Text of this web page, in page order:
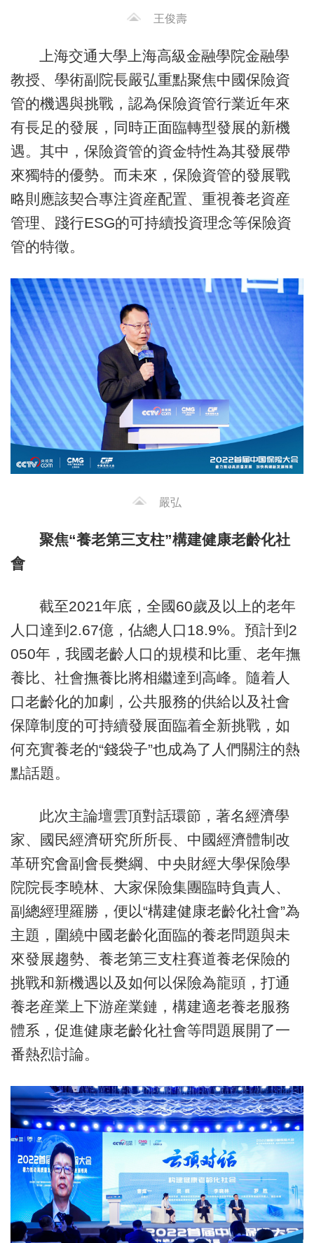
王俊壽
上海交通大學上海高級金融學院金融學
教授、學術副院長嚴弘重點聚焦中國保險資
管的機遇與挑戰，認為保險資管行業近年來
有長足的發展，同時正面臨轉型發展的新機
遇。其中，保險資管的資金特性為其發展帶
來獨特的優勢。而未來，保險資管的發展戰
略則應該契合專注資産配置、重視養老資産
管理、踐行ESG的可持續投資理念等保險資
管的特徵。
嚴弘
聚焦“養老第三支柱”構建健康老齡化社
會
截至2021年底，全國60歲及以上的老年
人口達到2.67億，佔總人口18.9%。預計到2
050年，我國老齡人口的規模和比重、老年撫
養比、社會撫養比將相繼達到高峰。隨着人
口老齡化的加劇，公共服務的供給以及社會
保障制度的可持續發展面臨着全新挑戰，如
何充實養老的“錢袋子”也成為了人們關注的熱
點話題。
此次主論壇雲頂對話環節，著名經濟學
家、國民經濟研究所所長、中國經濟體制改
革研究會副會長樊綱、中央財經大學保險學
院院長李曉林、大家保險集團臨時負責人、
副總經理羅勝，便以“構建健康老齡化社會”為
主題，圍繞中國老齡化面臨的養老問題與未
來發展趨勢、養老第三支柱賽道養老保險的
挑戰和新機遇以及如何以保險為龍頭，打通
養老産業上下游産業鏈，構建適老養老服務
體系，促進健康老齡化社會等問題展開了一
番熱烈討論。